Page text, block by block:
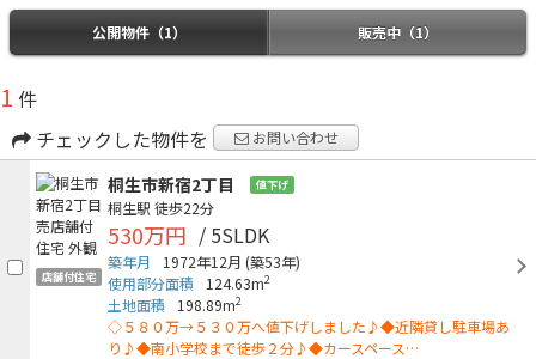
公開物件（1） 販売中（1）
1 件
チェックした物件を
お問い合わせ
店舗付住宅
桐生市新宿2丁目 値下げ
桐生駅 徒歩22分
530万円 / 5SLDK
築年月 1972年12月 (築53年)
使用部分面積
124.63m2
土地面積 198.89m2
◇５８０万→５３０万へ値下げしました♪◆近隣貸し駐車場あ
り♪◆南小学校まで徒歩２分♪◆カースペース…